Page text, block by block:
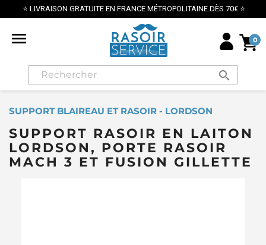
⭐ LIVRAISON GRATUITE EN FRANCE MÉTROPOLITAINE DÈS 70€ ⭐
 0
search
SUPPORT BLAIREAU ET RASOIR - LORDSON
SUPPORT RASOIR EN LAITON
LORDSON, PORTE RASOIR
MACH 3 ET FUSION GILLETTE